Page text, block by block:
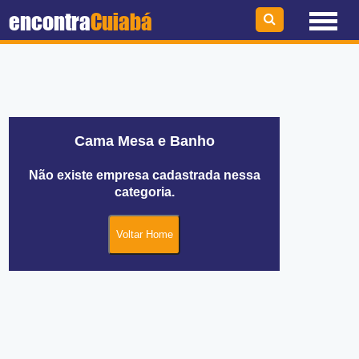
encontraCuiabá
Cama Mesa e Banho
Não existe empresa cadastrada nessa
categoria.